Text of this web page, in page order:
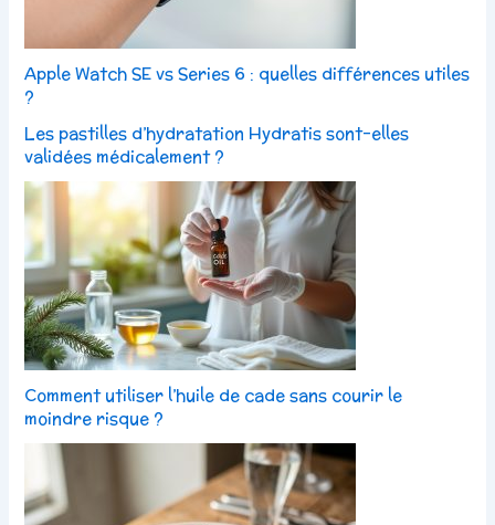
Apple Watch SE vs Series 6 : quelles différences utiles
?
Les pastilles d’hydratation Hydratis sont-elles
validées médicalement ?
Comment utiliser l’huile de cade sans courir le
moindre risque ?